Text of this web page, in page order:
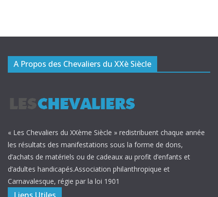
A Propos des Chevaliers du XXè Siècle
« Les Chevaliers du XXème Siècle » redistribuent chaque année
les résultats des manifestations sous la forme de dons,
d’achats de matériels ou de cadeaux au profit d’enfants et
d’adultes handicapés.Association philanthropique et
Carnavalesque, régie par la loi 1901